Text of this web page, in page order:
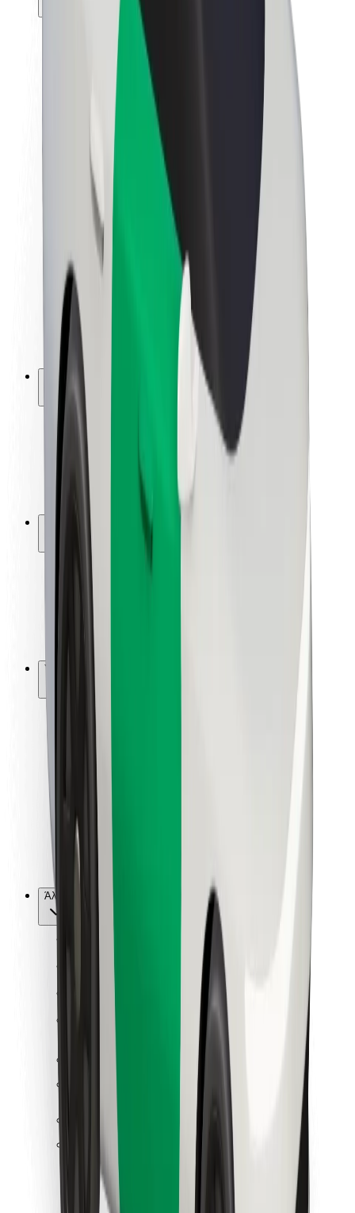
Θέσεις εργασίας
Σχετικά με τη Bolt
Βιωσιμότητα στη Bolt
Project Zero
Κέντρο Τύπου
Κατευθυντήριες γραμμές Brand
Αποστολή
Σχέσεις με Επενδυτές
Ηγεσία
Μάρκα
Μέσα ενημέρωσης
Urban Fund
Ασφάλεια
Ασφάλεια επιβάτη
Ασφάλεια οδηγών
Ασφάλεια σκούτερ
Εργαστήριο ασφάλειας
Λύσεις για την πόλη
Bolt Αποβάθρες Φόρτισης
Υποστήριξη
Για επιβάτες
Για μεταφορείς
Bolt Food
Για ιδιοκτήτες στόλου οχημάτων
Για εστιατόρια
Άλλο
Όροι & Προϋποθέσεις
Ασφάλεια
Πάρε ταξί μέσα σε λίγα λεπτά!
Κατέβασε την εφαρμογή Bolt
Βρείτε το αγαπημένο σας φαγητό!
Κατεβάστε την εφαρμογή Bolt Food